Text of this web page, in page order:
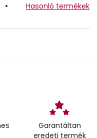
Hasonló termékek
Garantáltan
eredeti termék